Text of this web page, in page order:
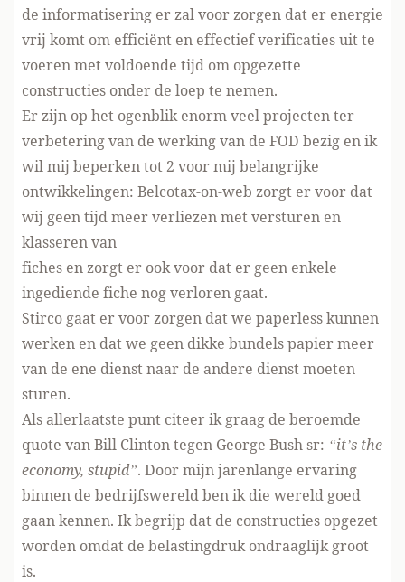
de informatisering er zal voor zorgen dat er energie
vrij komt om efficiënt en effectief verificaties uit te
voeren met voldoende tijd om opgezette
constructies onder de loep te nemen.
Er zijn op het ogenblik enorm veel projecten ter
verbetering van de werking van de FOD bezig en ik
wil mij beperken tot 2 voor mij belangrijke
ontwikkelingen: Belcotax-on-web zorgt er voor dat
wij geen tijd meer verliezen met versturen en
klasseren van
fiches en zorgt er ook voor dat er geen enkele
ingediende fiche nog verloren gaat.
Stirco gaat er voor zorgen dat we paperless kunnen
werken en dat we geen dikke bundels papier meer
van de ene dienst naar de andere dienst moeten
sturen.
Als allerlaatste punt citeer ik graag de beroemde
quote van Bill Clinton tegen George Bush sr: “it’s the
economy, stupid”. Door mijn jarenlange ervaring
binnen de bedrijfswereld ben ik die wereld goed
gaan kennen. Ik begrijp dat de constructies opgezet
worden omdat de belastingdruk ondraaglijk groot
is.